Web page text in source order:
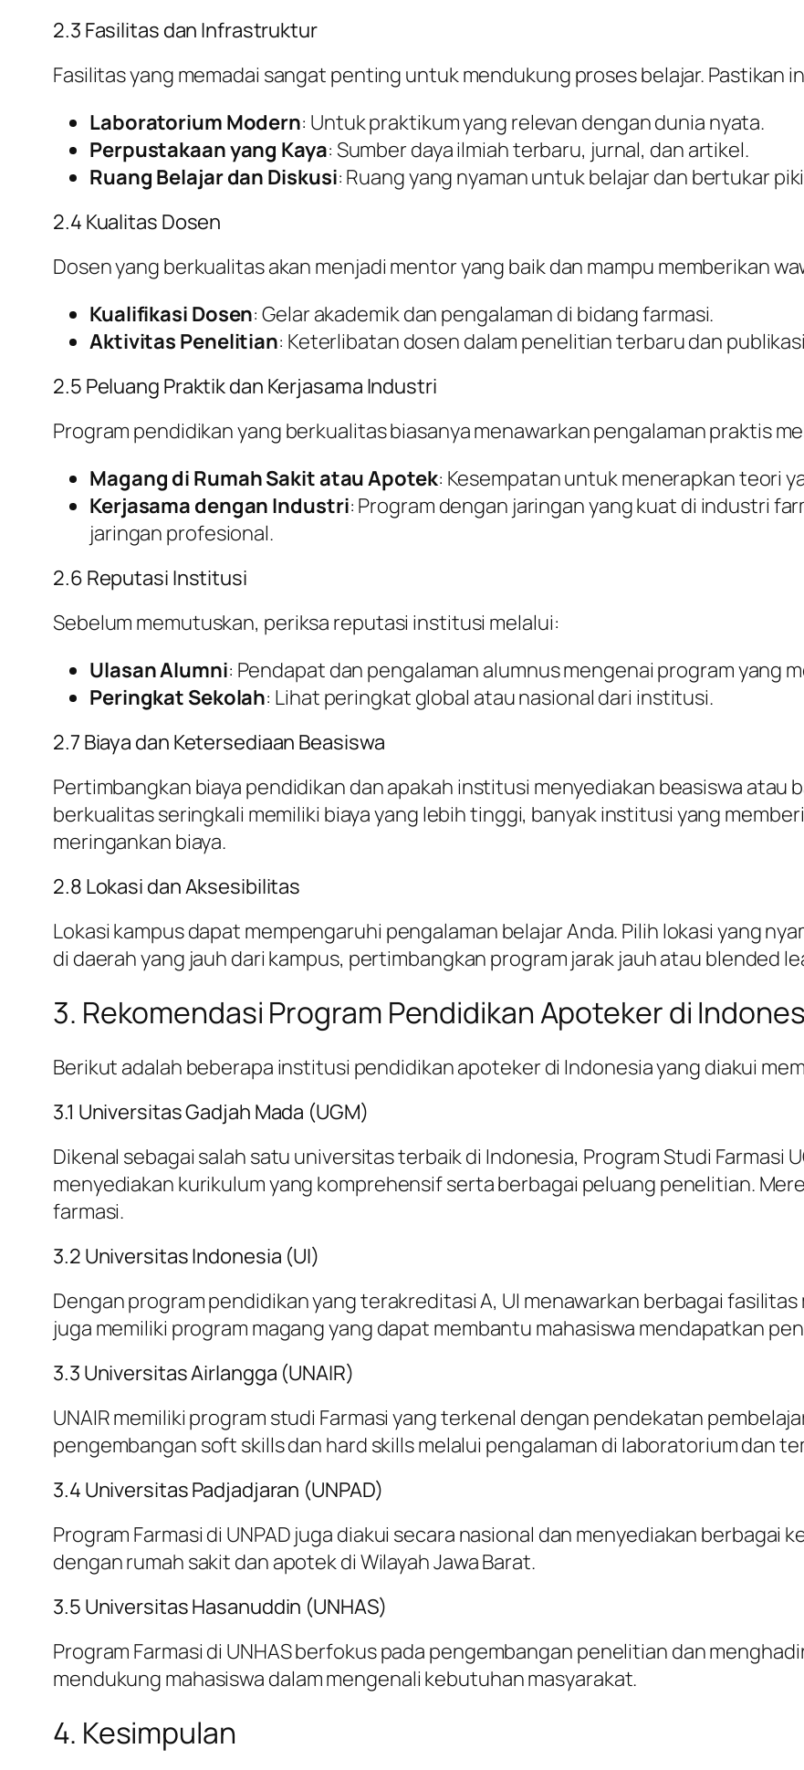
2.3 Fasilitas dan Infrastruktur
Fasilitas yang memadai sangat penting untuk mendukung proses belajar. Pastikan
Laboratorium Modern: Untuk praktikum yang relevan dengan dunia nyata.
Perpustakaan yang Kaya: Sumber daya ilmiah terbaru, jurnal, dan artikel.
Ruang Belajar dan Diskusi: Ruang yang nyaman untuk belajar dan bertukar
2.4 Kualitas Dosen
Dosen yang berkualitas akan menjadi mentor yang baik dan mampu memberikan
Kualifikasi Dosen: Gelar akademik dan pengalaman di bidang farmasi.
Aktivitas Penelitian: Keterlibatan dosen dalam penelitian terbaru dan
2.5 Peluang Praktik dan Kerjasama Industri
Program pendidikan yang berkualitas biasanya menawarkan pengalaman praktis
Magang di Rumah Sakit atau Apotek: Kesempatan untuk menerapkan teori
Kerjasama dengan Industri: Program dengan jaringan yang kuat di industri
jaringan profesional.
2.6 Reputasi Institusi
Sebelum memutuskan, periksa reputasi institusi melalui:
Ulasan Alumni: Pendapat dan pengalaman alumnus mengenai program yang
Peringkat Sekolah: Lihat peringkat global atau nasional dari institusi.
2.7 Biaya dan Ketersediaan Beasiswa
Pertimbangkan biaya pendidikan dan apakah institusi menyediakan beasiswa atau
berkualitas seringkali memiliki biaya yang lebih tinggi, banyak institusi yang
meringankan biaya.
2.8 Lokasi dan Aksesibilitas
Lokasi kampus dapat mempengaruhi pengalaman belajar Anda. Pilih lokasi yang
di daerah yang jauh dari kampus, pertimbangkan program jarak jauh atau blended
3. Rekomendasi Program Pendidikan Apoteker di
Berikut adalah beberapa institusi pendidikan apoteker di Indonesia yang diakui
3.1 Universitas Gadjah Mada (UGM)
Dikenal sebagai salah satu universitas terbaik di Indonesia, Program Studi Farmasi
menyediakan kurikulum yang komprehensif serta berbagai peluang penelitian.
farmasi.
3.2 Universitas Indonesia (UI)
Dengan program pendidikan yang terakreditasi A, UI menawarkan berbagai
juga memiliki program magang yang dapat membantu mahasiswa mendapatkan
3.3 Universitas Airlangga (UNAIR)
UNAIR memiliki program studi Farmasi yang terkenal dengan pendekatan
pengembangan soft skills dan hard skills melalui pengalaman di laboratorium dan
3.4 Universitas Padjadjaran (UNPAD)
Program Farmasi di UNPAD juga diakui secara nasional dan menyediakan berbagai
dengan rumah sakit dan apotek di Wilayah Jawa Barat.
3.5 Universitas Hasanuddin (UNHAS)
Program Farmasi di UNHAS berfokus pada pengembangan penelitian dan
mendukung mahasiswa dalam mengenali kebutuhan masyarakat.
4. Kesimpulan